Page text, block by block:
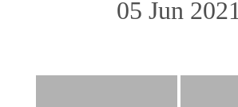
05 Jun 2021